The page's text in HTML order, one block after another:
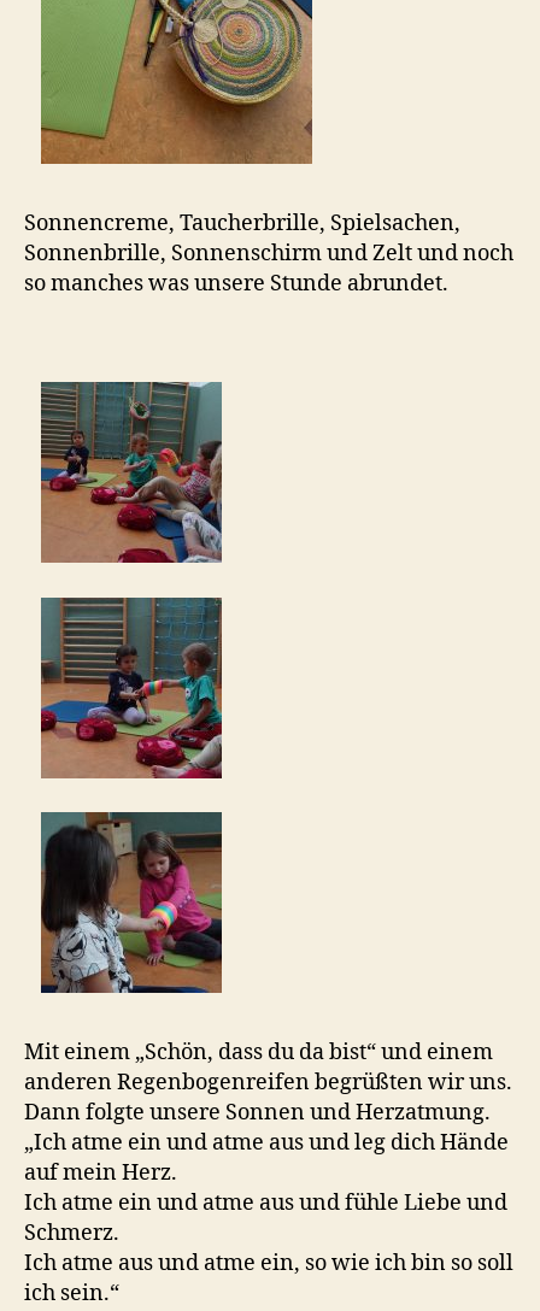
Sonnencreme, Taucherbrille, Spielsachen,
Sonnenbrille, Sonnenschirm und Zelt und noch
so manches was unsere Stunde abrundet.
Mit einem „Schön, dass du da bist“ und einem
anderen Regenbogenreifen begrüßten wir uns.
Dann folgte unsere Sonnen und Herzatmung.
„Ich atme ein und atme aus und leg dich Hände
auf mein Herz.
Ich atme ein und atme aus und fühle Liebe und
Schmerz.
Ich atme aus und atme ein, so wie ich bin so soll
ich sein.“